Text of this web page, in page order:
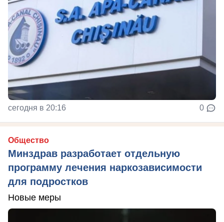
сегодня в 20:16 0
Общество
Минздрав разработает отдельную
программу лечения наркозависимости
для подростков
Новые меры